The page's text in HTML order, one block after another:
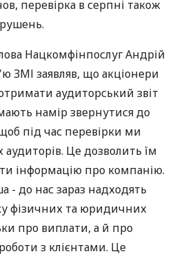
перевірка в серпні також
Нацкомфінпослуг Андрій
ЗМІ заявляв, що акціонери
аудиторський звіт
намір звернутися до
під час перевірки ми
Це дозволить їм
інформацію про компанію.
- до нас зараз надходять
фізичних та юридичних
про виплати, а й про
з клієнтами. Це